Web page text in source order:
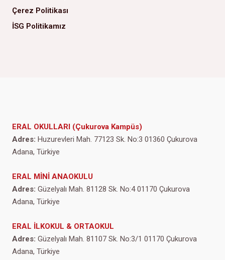
Çerez Politikası
İSG Politikamız
ERAL OKULLARI (Çukurova Kampüs)
Adres: Huzurevleri Mah. 77123 Sk. No:3 01360 Çukurova
Adana, Türkiye
ERAL MİNİ ANAOKULU
Adres: Güzelyalı Mah. 81128 Sk. No:4 01170 Çukurova
Adana, Türkiye
ERAL İLKOKUL & ORTAOKUL
Adres: Güzelyalı Mah. 81107 Sk. No:3/1 01170 Çukurova
Adana, Türkiye